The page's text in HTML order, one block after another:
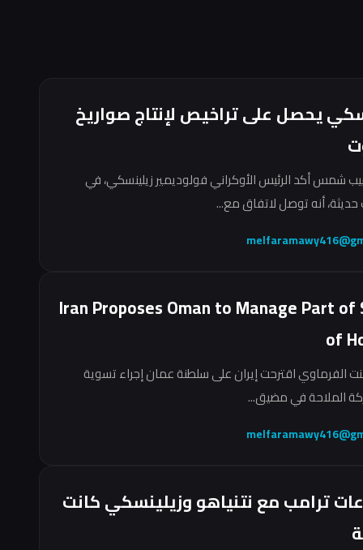
يحصل على تراخيص لإنتاج صواريخ
شمس أكد الرئيس الأوكراني فولوديمير زيلينسكي، في
أنه توصل لاتفاق مع...
Iran Proposes Oman to Manage Part
of
الفرماوي اقترحت إيران على سلطنة عمان إجراء تسوية
الملاحة في مضيق...
ترامب مع نتنياهو وزيلينسكي كانت